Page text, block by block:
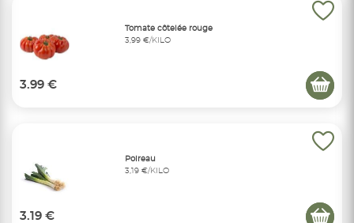
Tomate côtelée rouge
3,99 €/KILO
3.99 €
Poireau
3,19 €/KILO
3.19 €